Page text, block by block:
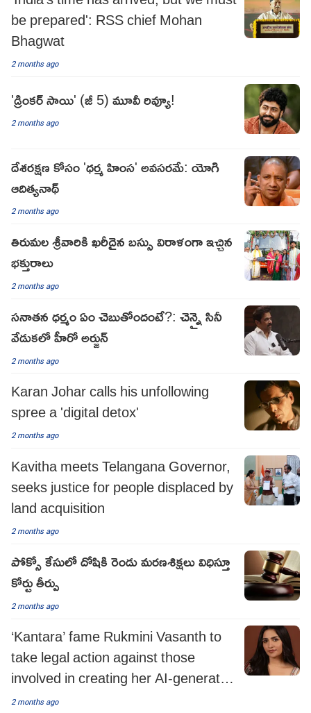
be prepared': RSS chief Mohan
Bhagwat
2 months ago
'డ్రింకర్ సాయి' (జీ 5) మూవీ రివ్యూ!
2 months ago
దేశరక్షణ కోసం 'ధర్మ హింస' అవసరమే: యోగి
ఆదిత్యనాథ్
2 months ago
తిరుమల శ్రీవారికి ఖరీదైన బస్సు విరాళంగా ఇచ్చిన
భక్తురాలు
2 months ago
సనాతన ధర్మం ఏం చెబుతోందంటే?: చెన్నై సినీ
వేడుకలో హీరో అర్జున్
2 months ago
Karan Johar calls his unfollowing
spree a 'digital detox'
2 months ago
Kavitha meets Telangana Governor,
seeks justice for people displaced by
land acquisition
2 months ago
పోక్సో కేసులో దోషికి రెండు మరణశిక్షలు విధిస్తూ
కోర్టు తీర్పు
2 months ago
‘Kantara’ fame Rukmini Vasanth to
take legal action against those
involved in creating her AI-generated
fake images
2 months ago